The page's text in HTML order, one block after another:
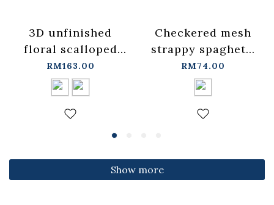
3D unfinished
floral scalloped
jeans, available in
two colors, sizes
S/M/L.
【04011891】in
stock+pre-order
RM163.00
Checkered mesh
strappy spaghetti
strap cover-up
vest -
blue【01099697】
in stock+pre-order
RM74.00
Show more